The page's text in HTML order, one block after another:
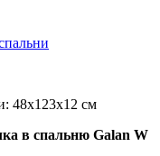
48x123x12 см
в спальню Galan W